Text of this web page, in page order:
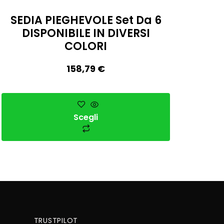
SEDIA PIEGHEVOLE Set Da 6
DISPONIBILE IN DIVERSI
COLORI
158,79 €
Scegli
TRUSTPILOT